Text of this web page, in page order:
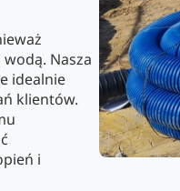
Nasza
idealnie
klientów.
i